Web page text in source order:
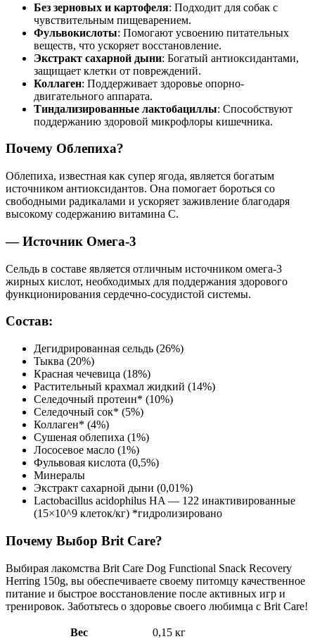
Без зерновых и картофеля: Подходит для собак с
чувствительным пищеварением.
Фульвокислоты: Помогают усвоению питательных
веществ, что ускоряет восстановление.
Экстракт сахарной дыни: Богатый антиоксидантами,
защищает клетки от повреждений.
Коллаген: Поддерживает здоровье опорно-
двигательного аппарата.
Тиндализированные лактобациллы: Способствуют
поддержанию здоровой микрофлоры кишечника.
Почему Облепиха?
Облепиха, известная как супер ягода, является богатым
источником антиоксидантов. Она помогает бороться со
свободными радикалами и ускоряет заживление благодаря
высокому содержанию витамина С.
— Источник Омега-3
Сельдь в составе является отличным источником омега-3
жирных кислот, необходимых для поддержания здорового
функционирования сердечно-сосудистой системы.
Состав:
Дегидрированная сельдь (26%)
Тыква (20%)
Красная чечевица (18%)
Растительный крахмал жидкий (14%)
Селедочный протеин* (10%)
Селедочный сок* (5%)
Коллаген* (4%)
Сушеная облепиха (1%)
Лососевое масло (1%)
Фульвовая кислота (0,5%)
Минералы
Экстракт сахарной дыни (0,01%)
Lactobacillus acidophilus HA — 122 инактивированные
(15×10^9 клеток/кг) *гидролизировано
Почему Выбор Brit Care?
Выбирая лакомства Brit Care Dog Functional Snack Recovery
Herring 150g, вы обеспечиваете своему питомцу качественное
питание и быстрое восстановление после активных игр и
тренировок. Заботьтесь о здоровье своего любимца с Brit Care!
Вес 0,15 кг